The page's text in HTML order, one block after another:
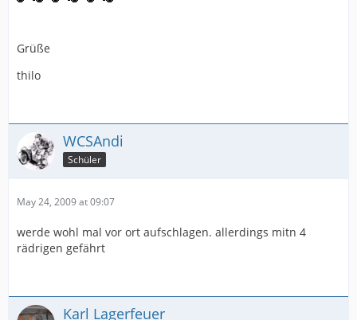
Grüße
thilo
WCSAndi
Schüler
May 24, 2009 at 09:07
werde wohl mal vor ort aufschlagen. allerdings mitn 4
rädrigen gefährt
Karl Lagerfeuer